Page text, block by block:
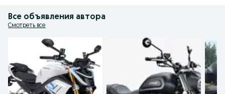
Все объявления автора
Смотреть все